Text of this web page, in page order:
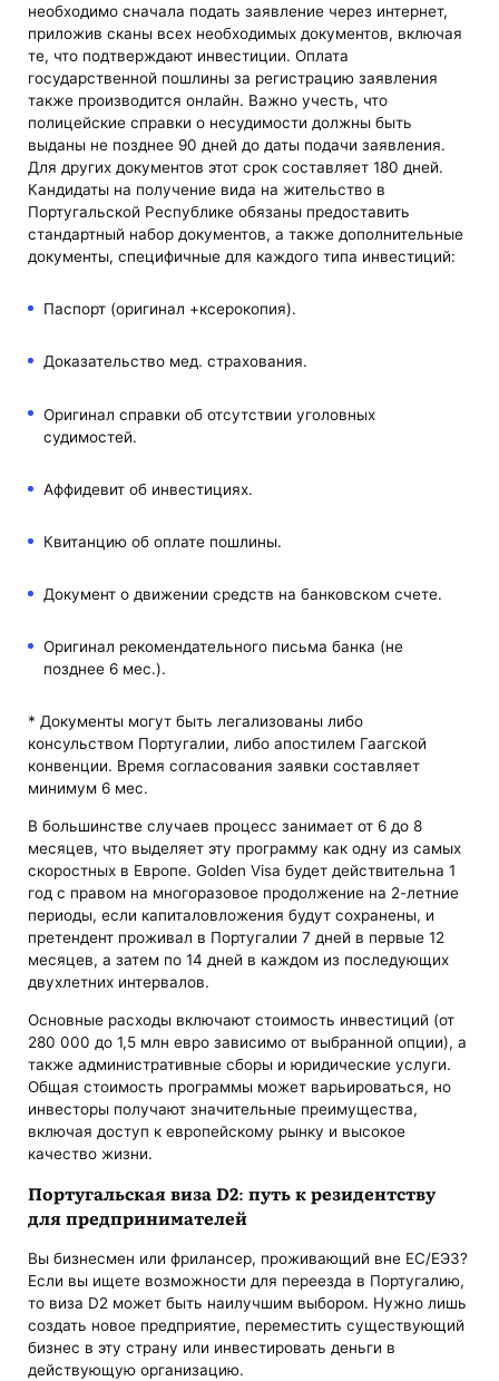
необходимо сначала подать заявление через интернет,
приложив сканы всех необходимых документов, включая
те, что подтверждают инвестиции. Оплата
государственной пошлины за регистрацию заявления
также производится онлайн. Важно учесть, что
полицейские справки о несудимости должны быть
выданы не позднее 90 дней до даты подачи заявления.
Для других документов этот срок составляет 180 дней.
Кандидаты на получение вида на жительство в
Португальской Республике обязаны предоставить
стандартный набор документов, а также дополнительные
документы, специфичные для каждого типа инвестиций:
Паспорт (оригинал +ксерокопия).
Доказательство мед. страхования.
Оригинал справки об отсутствии уголовных
судимостей.
Аффидевит об инвестициях.
Квитанцию об оплате пошлины.
Документ о движении средств на банковском счете.
Оригинал рекомендательного письма банка (не
позднее 6 мес.).
* Документы могут быть легализованы либо
консульством Португалии, либо апостилем Гаагской
конвенции. Время согласования заявки составляет
минимум 6 мес.
В большинстве случаев процесс занимает от 6 до 8
месяцев, что выделяет эту программу как одну из самых
скоростных в Европе. Golden Visa будет действительна 1
год с правом на многоразовое продолжение на 2-летние
периоды, если капиталовложения будут сохранены, и
претендент проживал в Португалии 7 дней в первые 12
месяцев, а затем по 14 дней в каждом из последующих
двухлетних интервалов.
Основные расходы включают стоимость инвестиций (от
280 000 до 1,5 млн евро зависимо от выбранной опции), а
также административные сборы и юридические услуги.
Общая стоимость программы может варьироваться, но
инвесторы получают значительные преимущества,
включая доступ к европейскому рынку и высокое
качество жизни.
Португальская виза D2: путь к резидентству
для предпринимателей
Вы бизнесмен или фрилансер, проживающий вне ЕС/ЕЭЗ?
Если вы ищете возможности для переезда в Португалию,
то виза D2 может быть наилучшим выбором. Нужно лишь
создать новое предприятие, переместить существующий
бизнес в эту страну или инвестировать деньги в
действующую организацию.